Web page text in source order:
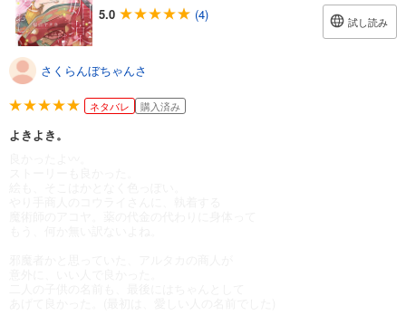
5.0
(4) 試し読み
さくらんぼちゃんさ
ネタバレ 購入済み
よきよき。